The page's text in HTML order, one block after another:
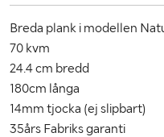
Breda plank i modellen
70 kvm
24.4 cm bredd
180cm långa
14mm tjocka (ej slipbart)
35års Fabriks garanti